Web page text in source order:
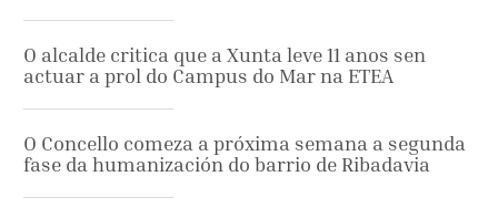
O alcalde critica que a Xunta leve 11 anos sen
actuar a prol do Campus do Mar na ETEA
O Concello comeza a próxima semana a segunda
fase da humanización do barrio de Ribadavia